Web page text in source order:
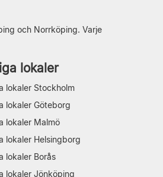
och Norrköping. Varje
lokaler
lokaler Stockholm
lokaler Göteborg
lokaler Malmö
lokaler Helsingborg
lokaler Borås
lokaler Jönköping